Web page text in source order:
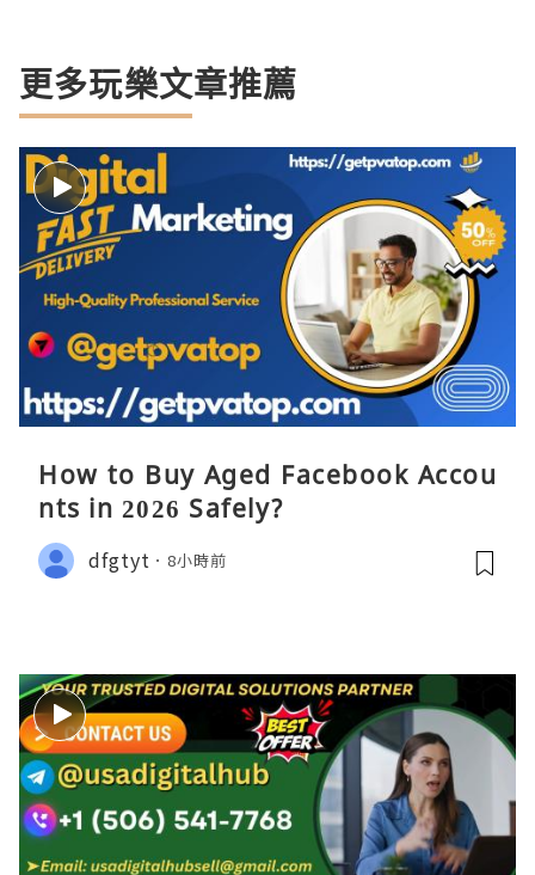
更多玩樂文章推薦
How to Buy Aged Facebook Accou
nts in 2026 Safely?
dfgtyt 8小時前